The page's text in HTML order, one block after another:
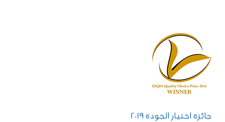
جائزة اختيار الجودة 2019